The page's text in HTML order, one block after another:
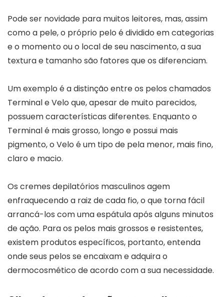
Pode ser novidade para muitos leitores, mas, assim
como a pele, o próprio pelo é dividido em categorias
e o momento ou o local de seu nascimento, a sua
textura e tamanho são fatores que os diferenciam.
Um exemplo é a distinção entre os pelos chamados
Terminal e Velo que, apesar de muito parecidos,
possuem características diferentes. Enquanto o
Terminal é mais grosso, longo e possui mais
pigmento, o Velo é um tipo de pela menor, mais fino,
claro e macio.
Os cremes depilatórios masculinos agem
enfraquecendo a raiz de cada fio, o que torna fácil
arrancá-los com uma espátula após alguns minutos
de ação. Para os pelos mais grossos e resistentes,
existem produtos específicos, portanto, entenda
onde seus pelos se encaixam e adquira o
dermocosmético de acordo com a sua necessidade.